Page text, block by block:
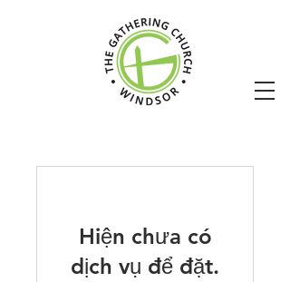
Hiện chưa có
dịch vụ để đặt.